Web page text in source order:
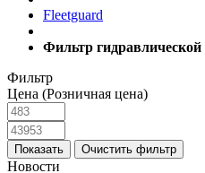
Fleetguard
Фильтр
Фильтр
Цена (Розничная цена)
Новости